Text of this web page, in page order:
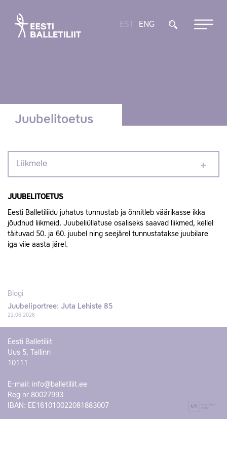
EST ENG
Juubelitoetus
Liikmele
JUUBELITOETUS
Eesti Balletiliidu juhatus tunnustab ja õnnitleb väärikasse ikka
jõudnud liikmeid. Juubeliüllatuse osaliseks saavad liikmed, kellel
täituvad 50. ja 60. juubel ning seejärel tunnustatakse juubilare
iga viie aasta järel.
Blogi
Juubeliportree: Juta Lehiste 85
22.06.2026
Eesti Balletiliit
Uus 5, Tallinn
10111
E-mail: info@balletiliit.ee
Reg nr 80027993
IBAN: EE161010022081883007